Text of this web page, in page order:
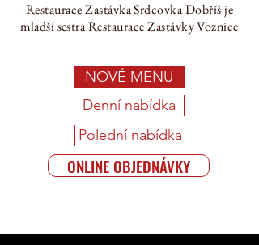
Restaurace Zastávka Srdcovka Dobříš je
mladší sestra Restaurace Zastávky Voznice
NOVÉ MENU
Denní nabídka
Polední nabídka
ONLINE OBJEDNÁVKY